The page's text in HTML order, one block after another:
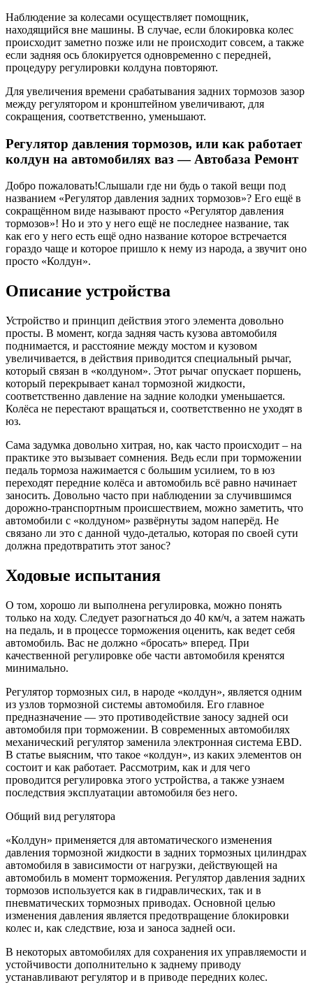
Наблюдение за колесами осуществляет помощник,
находящийся вне машины. В случае, если блокировка колес
происходит заметно позже или не происходит совсем, а также
если задняя ось блокируется одновременно с передней,
процедуру регулировки колдуна повторяют.
Для увеличения времени срабатывания задних тормозов зазор
между регулятором и кронштейном увеличивают, для
сокращения, соответственно, уменьшают.
Регулятор давления тормозов, или как работает
колдун на автомобилях ваз — Автобаза Ремонт
Добро пожаловать!Слышали где ни будь о такой вещи под
названием «Регулятор давления задних тормозов»? Его ещё в
сокращённом виде называют просто «Регулятор давления
тормозов»! Но и это у него ещё не последнее название, так
как его у него есть ещё одно название которое встречается
гораздо чаще и которое пришло к нему из народа, а звучит оно
просто «Колдун».
Описание устройства
Устройство и принцип действия этого элемента довольно
просты. В момент, когда задняя часть кузова автомобиля
поднимается, и расстояние между мостом и кузовом
увеличивается, в действия приводится специальный рычаг,
который связан в «колдуном». Этот рычаг опускает поршень,
который перекрывает канал тормозной жидкости,
соответственно давление на задние колодки уменьшается.
Колёса не перестают вращаться и, соответственно не уходят в
юз.
Сама задумка довольно хитрая, но, как часто происходит – на
практике это вызывает сомнения. Ведь если при торможении
педаль тормоза нажимается с большим усилием, то в юз
переходят передние колёса и автомобиль всё равно начинает
заносить. Довольно часто при наблюдении за случившимся
дорожно-транспортным происшествием, можно заметить, что
автомобили с «колдуном» развёрнуты задом наперёд. Не
связано ли это с данной чудо-деталью, которая по своей сути
должна предотвратить этот занос?
Ходовые испытания
О том, хорошо ли выполнена регулировка, можно понять
только на ходу. Следует разогнаться до 40 км/ч, а затем нажать
на педаль, и в процессе торможения оценить, как ведет себя
автомобиль. Вас не должно «бросать» вперед. При
качественной регулировке обе части автомобиля кренятся
минимально.
Регулятор тормозных сил, в народе «колдун», является одним
из узлов тормозной системы автомобиля. Его главное
предназначение — это противодействие заносу задней оси
автомобиля при торможении. В современных автомобилях
механический регулятор заменила электронная система EBD.
В статье выясним, что такое «колдун», из каких элементов он
состоит и как работает. Рассмотрим, как и для чего
проводится регулировка этого устройства, а также узнаем
последствия эксплуатации автомобиля без него.
Общий вид регулятора
«Колдун» применяется для автоматического изменения
давления тормозной жидкости в задних тормозных цилиндрах
автомобиля в зависимости от нагрузки, действующей на
автомобиль в момент торможения. Регулятор давления задних
тормозов используется как в гидравлических, так и в
пневматических тормозных приводах. Основной целью
изменения давления является предотвращение блокировки
колес и, как следствие, юза и заноса задней оси.
В некоторых автомобилях для сохранения их управляемости и
устойчивости дополнительно к заднему приводу
устанавливают регулятор и в приводе передних колес.